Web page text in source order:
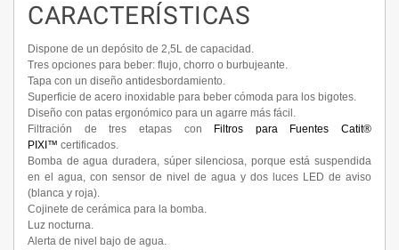
CARACTERÍSTICAS
Dispone de un depósito de 2,5L de capacidad.
Tres opciones para beber: flujo, chorro o burbujeante.
Tapa con un diseño antidesbordamiento.
Superficie de acero inoxidable para beber cómoda para los bigotes.
Diseño con patas ergonómico para un agarre más fácil.
Filtración de tres etapas con
Filtros para Fuentes Catit®
PIXI™ certificados.
Bomba de agua duradera, súper silenciosa, porque está suspendida
en el agua, con sensor de nivel de agua y dos luces LED de aviso
(blanca y roja).
Cojinete de cerámica para la bomba.
Luz nocturna.
Alerta de nivel bajo de agua.